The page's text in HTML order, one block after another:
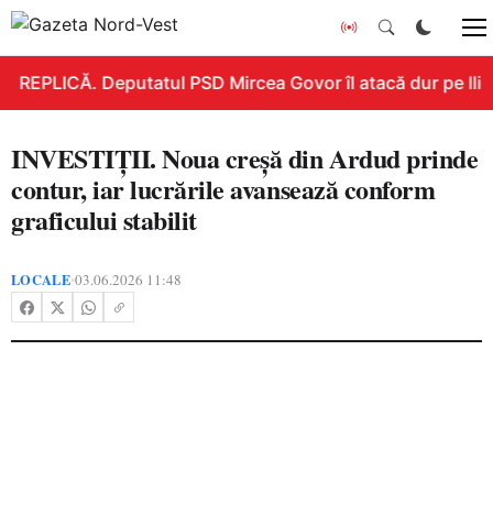
REPLICĂ. Deputatul PSD Mircea Govor îl atacă dur pe
INVESTIȚII. Noua creșă din Ardud prinde
contur, iar lucrările avansează conform
graficului stabilit
LOCALE•03.06.2026 11:48